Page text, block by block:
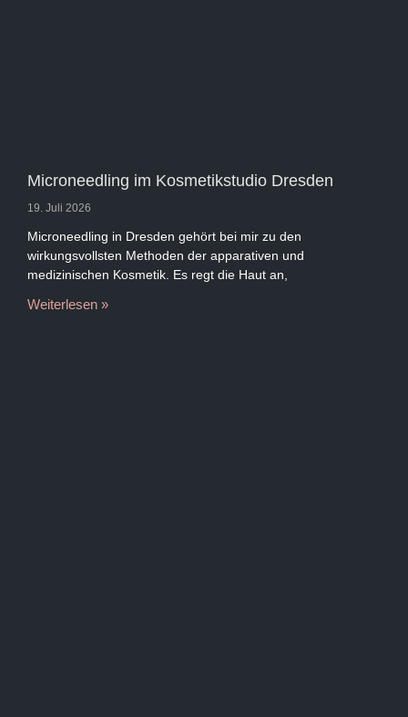
Microneedling im Kosmetikstudio Dresden
19. Juli 2026
Microneedling in Dresden gehört bei mir zu den
wirkungsvollsten Methoden der apparativen und
medizinischen Kosmetik. Es regt die Haut an,
Weiterlesen »